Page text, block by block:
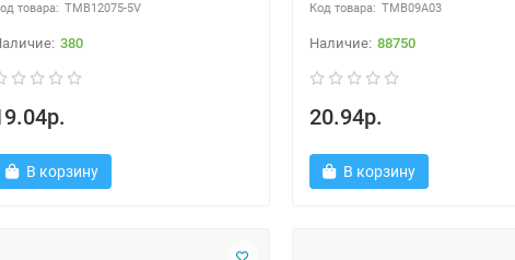
TMB12075-5V
380
В корзину
TMB09A03
88750
20.94р.
В корзину